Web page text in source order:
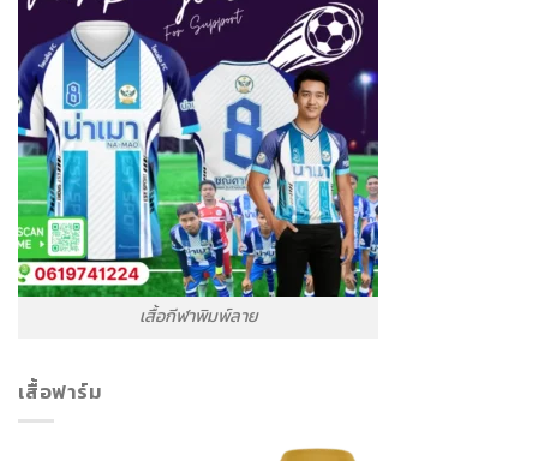
เสื้อกีฬาพิมพ์ลาย
เสื้อฟาร์ม